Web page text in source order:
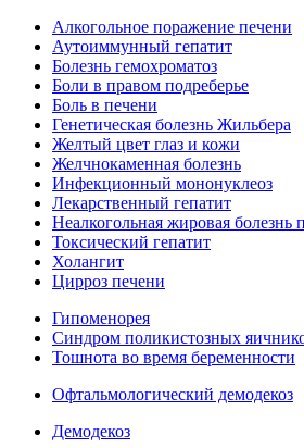
Алкогольное поражение печени
Аутоиммунный гепатит
Болезнь гемохроматоз
Боли в правом подреберье
Боль в печени
Генетическая болезнь Жильбера
Желтый цвет глаз и кожи
Желчнокаменная болезнь
Инфекционный мононуклеоз
Лекарственный гепатит
Неалкогольная жировая болезнь
Токсический гепатит
Холангит
Цирроз печени
Гипоменорея
Синдром поликистозных
Тошнота во время беременности
Офтальмологический демодекоз
Демодекоз